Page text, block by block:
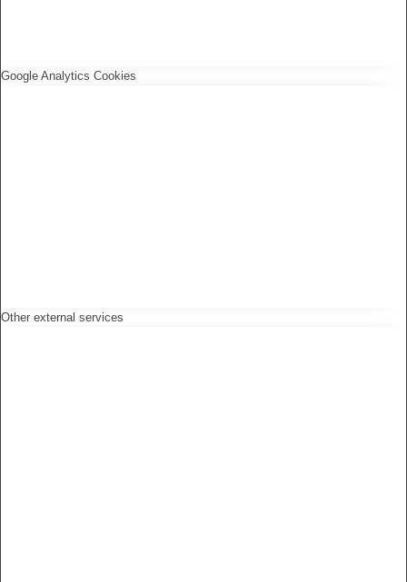
Google Analytics Cookies
Other external services